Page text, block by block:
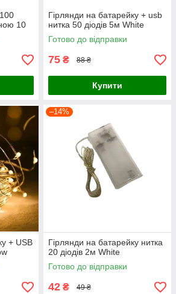
10
Гірлянди на батарейку + usb
нитка 50 діодів 5м White
Готово до відправки
75 ₴ 88 ₴
Купити
+ USB
–14%
Гірлянди на батарейку нитка
20 діодів 2м White
Готово до відправки
42 ₴ 49 ₴